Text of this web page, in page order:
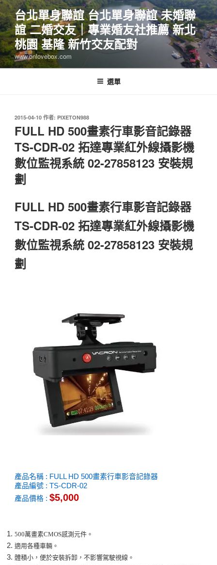
跳
至
主
要
內
容
台北單身聯誼 台北單身聯誼 未婚聯
誼 二婚交友｜專業婚友社推薦 新北
桃園 基隆 新竹交友配對
www.onlovebox.com
選單
發
佈
於
2015-04-10 作者: PIXETON988
FULL HD 500畫素行車影音記錄器
TS-CDR-02 拓達專業紅外線攝影機
數位監視系統 02-27858123 安裝規
劃
FULL HD 500畫素行車影音記錄器
TS-CDR-02 拓達專業紅外線攝影機
數位監視系統 02-27858123 安裝規
劃
產品名稱 : FULL HD 500畫素行車影音記錄器
產品編號 : TS-CDR-02
產品價格 : $5,000
500萬畫素CMOS感測元件。
適用各種車輛。
體積小，便於安裝拆卸，不影響駕駛視線。